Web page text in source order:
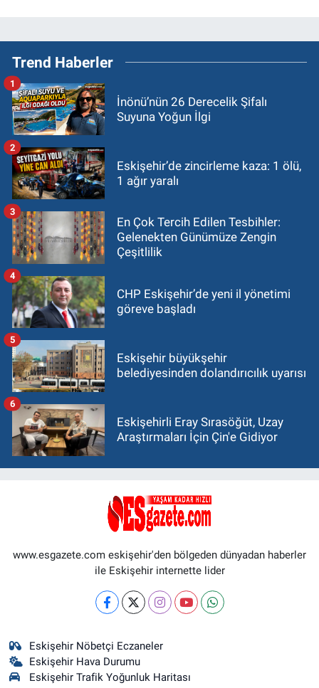
Trend Haberler
İnönü’nün 26 Derecelik Şifalı
Suyuna Yoğun İlgi
1
Eskişehir’de zincirleme kaza: 1 ölü,
1 ağır yaralı
2
En Çok Tercih Edilen Tesbihler:
Gelenekten Günümüze Zengin
Çeşitlilik
3
CHP Eskişehir’de yeni il yönetimi
göreve başladı
4
Eskişehir büyükşehir
belediyesinden dolandırıcılık uyarısı
5
Eskişehirli Eray Sırasöğüt, Uzay
Araştırmaları İçin Çin'e Gidiyor
6
www.esgazete.com eskişehir'den bölgeden dünyadan haberler
ile Eskişehir internette lider
Eskişehir Nöbetçi Eczaneler
Eskişehir Hava Durumu
Eskişehir Trafik Yoğunluk Haritası